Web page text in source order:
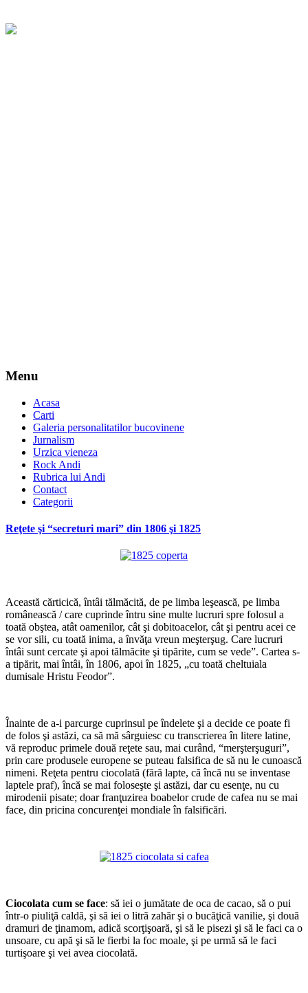
Menu
Acasa
Carti
Galeria personalitatilor bucovinene
Jurnalism
Urzica vieneza
Rock Andi
Rubrica lui Andi
Contact
Categorii
Reţete şi “secreturi mari” din 1806 şi 1825
Această cărticică, întâi tălmăcită, de pe limba leşească, pe limba
românească / care cuprinde întru sine multe lucruri spre folosul a
toată obştea, atât oamenilor, cât şi dobitoacelor, cât şi pentru acei ce
se vor sili, cu toată inima, a învăţa vreun meşterşug. Care lucruri
întâi sunt cercate şi apoi tălmăcite şi tipărite, cum se vede”. Cartea s-
a tipărit, mai întâi, în 1806, apoi în 1825, „cu toată cheltuiala
dumisale Hristu Feodor”.
Înainte de a-i parcurge cuprinsul pe îndelete şi a decide ce poate fi
de folos şi astăzi, ca să mă sârguiesc cu transcrierea în litere latine,
vă reproduc primele două reţete sau, mai curând, “merşterşuguri”,
prin care produsele europene se puteau falsifica de să nu le cunoască
nimeni. Reţeta pentru ciocolată (fără lapte, că încă nu se inventase
laptele praf), încă se mai foloseşte şi astăzi, dar cu esenţe, nu cu
mirodenii pisate; doar franţuzirea boabelor crude de cafea nu se mai
face, din pricina concurenţei mondiale în falsificări.
Ciocolata cum se face: să iei o jumătate de oca de cacao, să o pui
într-o piuliţă caldă, şi să iei o litră zahăr şi o bucăţică vanilie, şi două
dramuri de ţinamom, adică scorţişoară, şi să le pisezi şi să le faci ca o
unsoare, cu apă şi să le fierbi la foc moale, şi pe urmă să le faci
turtişoare şi vei avea ciocolată.